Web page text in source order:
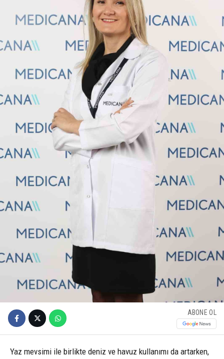
ABONE OL
Yaz mevsimi ile birlikte deniz ve havuz kullanımı da artarken,